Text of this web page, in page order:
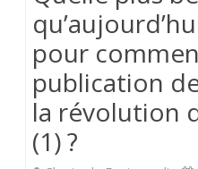
pour
publication
la révolution
(1) ?